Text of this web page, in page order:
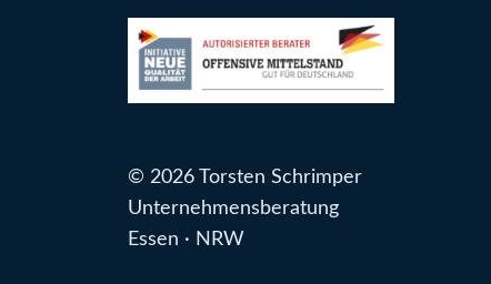
© 2026 Torsten Schrimper
Unternehmensberatung
Essen · NRW